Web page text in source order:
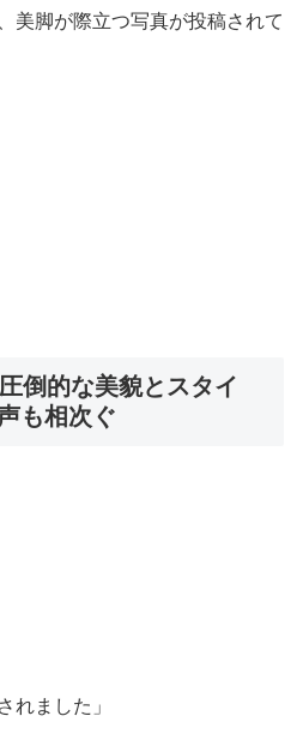
美脚が際立つ写真が投稿されて
倒的な美貌とスタイ
も相次ぐ
れました」